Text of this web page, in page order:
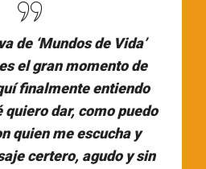
de ‘Mundos de Vida’
el gran momento de
finalmente entiendo
quiero dar, como puedo
quien me escucha y
certero, agudo y sin